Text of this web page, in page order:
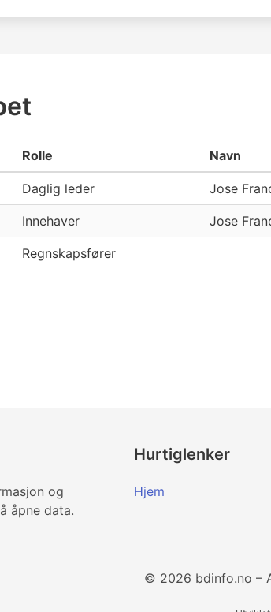
Rolle Navn
Daglig leder Jose
Innehaver Jose
Regnskapsfører
og
åpne data.
Hurtiglenker
Hjem
© 2026 bdinfo.no –